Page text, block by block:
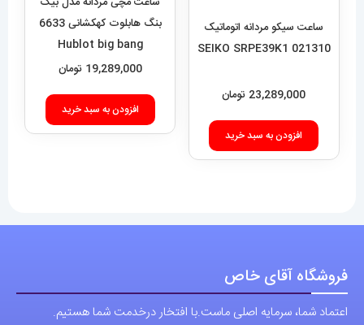
ساعت سیکو مردانه اتوماتیک
021310 SEIKO SRPE39K1
23,289,000 تومان
افزودن به سبد خرید
افزودن به سبد خرید
فروشگاه آقای خاص
اعتماد شما، سرمایه اصلی ماست.با افتخار درخدمت شما هستیم.